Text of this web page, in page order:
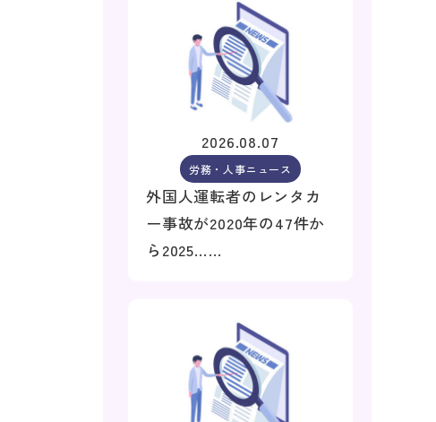
2026.08.07
労務・人事ニュース
外国人運転者のレンタカ
ー事故が2020年の47件か
ら2025……